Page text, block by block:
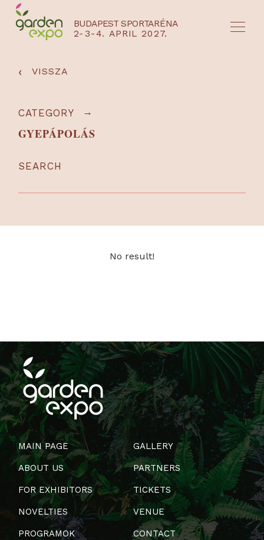
BUDAPEST SPORTARÉNA
2-3-4. APRIL 2027.
NYEREMÉNYJÁTÉK / REGISZTRÁCIÓ
‹ VISSZA
SEARCH
CATEGORY →
GYEPÁPOLÁS
No result!
MAIN PAGE
ABOUT US
FOR EXHIBITORS
NOVELTIES
PROGRAMOK
GALLERY
PARTNERS
TICKETS
VENUE
CONTACT